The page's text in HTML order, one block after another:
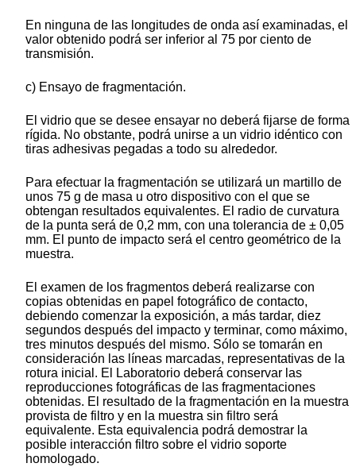
En ninguna de las longitudes de onda así examinadas, el
valor obtenido podrá ser inferior al 75 por ciento de
transmisión.
c) Ensayo de fragmentación.
El vidrio que se desee ensayar no deberá fijarse de forma
rígida. No obstante, podrá unirse a un vidrio idéntico con
tiras adhesivas pegadas a todo su alrededor.
Para efectuar la fragmentación se utilizará un martillo de
unos 75 g de masa u otro dispositivo con el que se
obtengan resultados equivalentes. El radio de curvatura
de la punta será de 0,2 mm, con una tolerancia de ± 0,05
mm. El punto de impacto será el centro geométrico de la
muestra.
El examen de los fragmentos deberá realizarse con
copias obtenidas en papel fotográfico de contacto,
debiendo comenzar la exposición, a más tardar, diez
segundos después del impacto y terminar, como máximo,
tres minutos después del mismo. Sólo se tomarán en
consideración las líneas marcadas, representativas de la
rotura inicial. El Laboratorio deberá conservar las
reproducciones fotográficas de las fragmentaciones
obtenidas. El resultado de la fragmentación en la muestra
provista de filtro y en la muestra sin filtro será
equivalente. Esta equivalencia podrá demostrar la
posible interacción filtro sobre el vidrio soporte
homologado.